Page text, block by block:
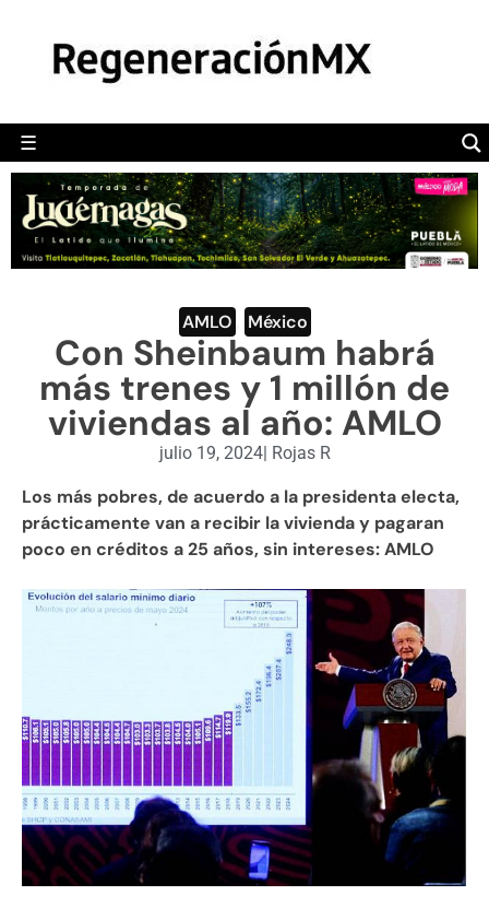
☰
POLÍTICA
CAMALEÓN
OPINIÓN
DEPORTES
ENGLISH SECTION
VIDEOS
AMLO México
Con Sheinbaum habrá
más trenes y 1 millón de
viviendas al año: AMLO
julio 19, 2024| Rojas R
Los más pobres, de acuerdo a la presidenta electa,
prácticamente van a recibir la vivienda y pagaran
poco en créditos a 25 años, sin intereses: AMLO